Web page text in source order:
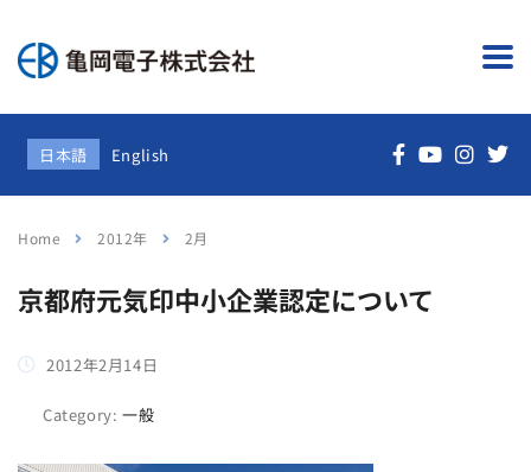
日本語 English
Home 2012年 2月
京都府元気印中小企業認定について
2012年2月14日
Category: 一般